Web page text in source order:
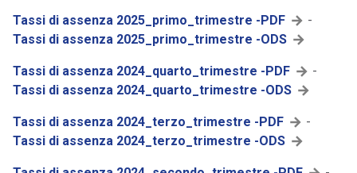
Tassi di assenza 2025_primo_trimestre -PDF
-
Tassi di assenza 2025_primo_trimestre -ODS
Tassi di assenza 2024_quarto_trimestre -PDF
-
Tassi di assenza 2024_quarto_trimestre -ODS
Tassi di assenza 2024_terzo_trimestre -PDF
-
Tassi di assenza 2024_terzo_trimestre -ODS